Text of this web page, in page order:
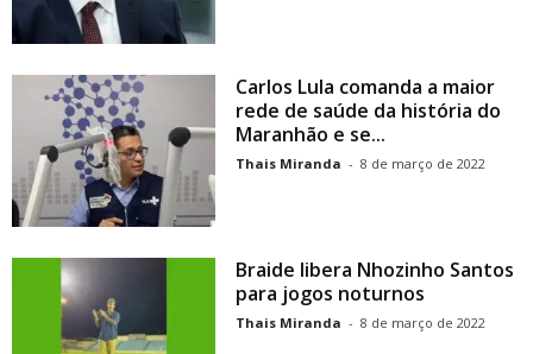
Carlos Lula comanda a maior
rede de saúde da história do
Maranhão e se...
Thais Miranda - 8 de março de 2022
Braide libera Nhozinho Santos
para jogos noturnos
Thais Miranda - 8 de março de 2022